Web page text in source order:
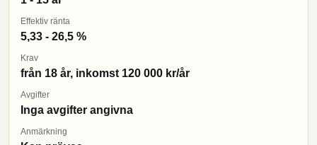
Effektiv ränta
5,33 - 26,5 %
Krav
från 18 år, inkomst 120 000 kr/år
Avgifter
Inga avgifter angivna
Anmärkning